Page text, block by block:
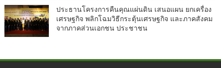
ประธานโครงการคืนคุณแผ่นดิน เสนอแผน ยกเครื่อง
เศรษฐกิจ พลิกโฉมวิธีกระตุ้นเศรษฐกิจ และภาคสังคม
จากภาคส่วนเอกชน ประชาชน